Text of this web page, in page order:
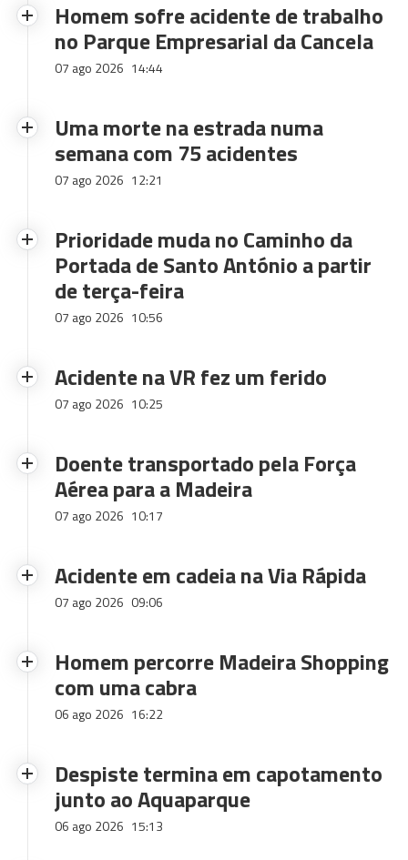
Homem sofre acidente de trabalho
no Parque Empresarial da Cancela
07 ago 2026 14:44
Uma morte na estrada numa
semana com 75 acidentes
07 ago 2026 12:21
Prioridade muda no Caminho da
Portada de Santo António a partir
de terça-feira
07 ago 2026 10:56
Acidente na VR fez um ferido
07 ago 2026 10:25
Doente transportado pela Força
Aérea para a Madeira
07 ago 2026 10:17
Acidente em cadeia na Via Rápida
07 ago 2026 09:06
Homem percorre Madeira Shopping
com uma cabra
06 ago 2026 16:22
Despiste termina em capotamento
junto ao Aquaparque
06 ago 2026 15:13